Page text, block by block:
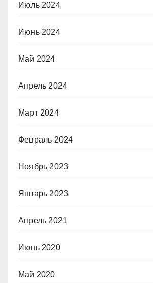
Июль 2024
Июнь 2024
Май 2024
Апрель 2024
Март 2024
Февраль 2024
Ноябрь 2023
Январь 2023
Апрель 2021
Июнь 2020
Май 2020